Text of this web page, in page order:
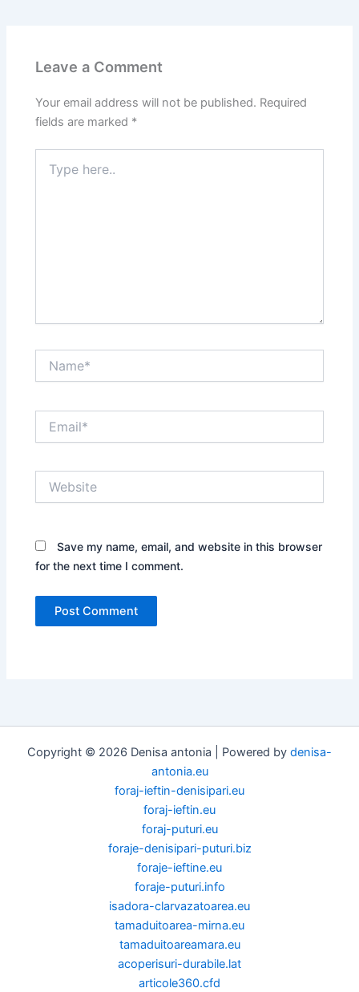
Leave a Comment
Your email address will not be published. Required
fields are marked *
here..
Save my name, email, and website in this browser
for the next time I comment.
Copyright © 2026 Denisa antonia | Powered by denisa-
antonia.eu
foraj-ieftin-denisipari.eu
foraj-ieftin.eu
foraj-puturi.eu
foraje-denisipari-puturi.biz
foraje-ieftine.eu
foraje-puturi.info
isadora-clarvazatoarea.eu
tamaduitoarea-mirna.eu
tamaduitoareamara.eu
acoperisuri-durabile.lat
articole360.cfd